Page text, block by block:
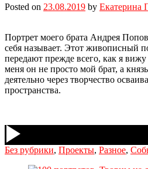
Posted on 23.08.2019 by Екатерина
Портрет моего брата Андрея
себя называет. Этот живописный
передают прежде всего, как я
меня он не просто мой брат, а
деятельно через творчество
пространства.
Без рубрики, Проекты, Разное,